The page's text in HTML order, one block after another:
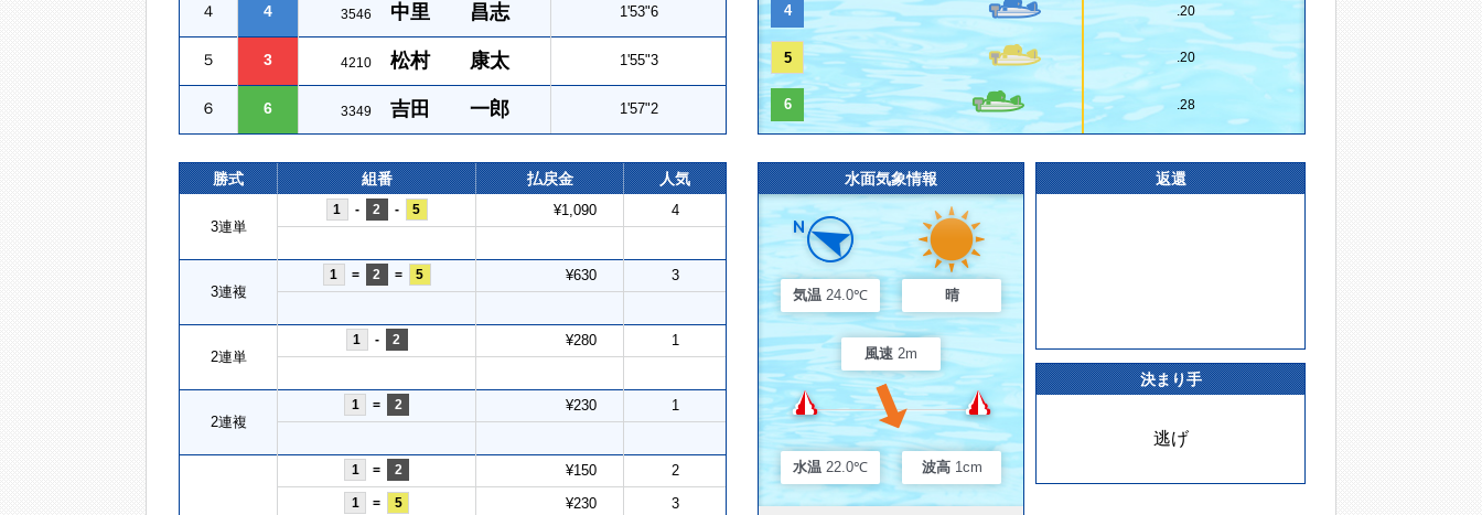
４ 4 3546 中里 昌志 1'53"6
５ 3 4210 松村 康太 1'55"3
６ 6 3349 吉田 一郎 1'57"2
4 .20
5 .20
6 .28
勝式 組番 払戻金 人気
3連単
1 - 2 - 5 ¥1,090 4
3連複
1 = 2 = 5 ¥630 3
2連単
1 - 2 ¥280 1
2連複
1 = 2 ¥230 1
1 = 2 ¥150 2
1 = 5 ¥230 3
水面気象情報
気温 24.0℃ 晴
風速 2m
水温 22.0℃ 波高 1cm
返還
決まり手
逃げ